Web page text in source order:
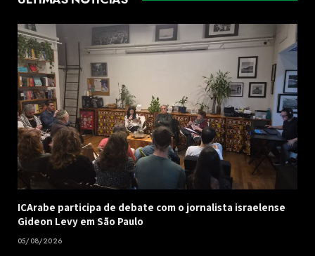
ICArabe participa de debate com o jornalista israelense
Gideon Levy em São Paulo
05/08/2026